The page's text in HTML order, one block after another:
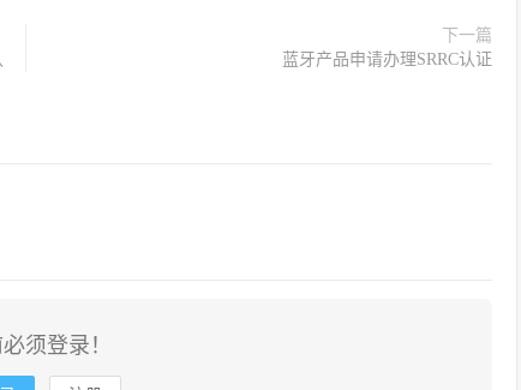
下一篇
蓝牙产品申请办理SRRC认证
须登录！